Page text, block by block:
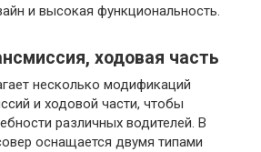
и высокая функциональность.
ходовая часть
несколько модификаций
и ходовой части, чтобы
различных водителей. В
оснащается двумя типами